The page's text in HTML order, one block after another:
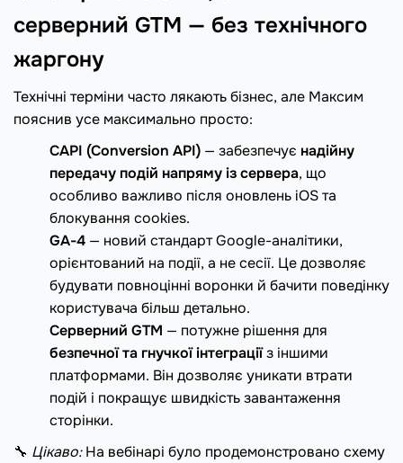
серверний GTM — без технічного
жаргону
Технічні терміни часто лякають бізнес, але Максим
пояснив усе максимально просто:
CAPI (Conversion API) — забезпечує надійну
передачу подій напряму із сервера, що
особливо важливо після оновлень iOS та
блокування cookies.
GA-4 — новий стандарт Google-аналітики,
орієнтований на події, а не сесії. Це дозволяє
будувати повноцінні воронки й бачити поведінку
користувача більш детально.
Серверний GTM — потужне рішення для
безпечної та гнучкої інтеграціїз іншими
платформами. Він дозволяє уникати втрати
подій і покращує швидкість завантаження
сторінки.
🔧 Цікаво:На вебінарі було продемонстровано схему